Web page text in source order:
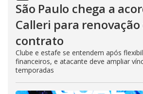
São Paulo chega a
Calleri para renovação
contrato
Clube e estafe se entendem após
financeiros, e atacante deve ampliar
temporadas